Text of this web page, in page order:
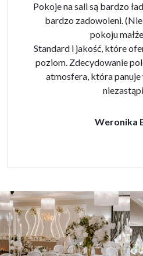
Pokoje na sali są bardzo
bardzo zadowoleni.
pokoju
Standard i jakość, które
poziom. Zdecydowanie
atmosfera, która
Weronika